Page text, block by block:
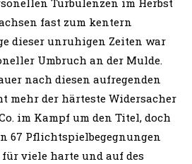
Turbulenzen im Herbst
fast zum kentern
dieser unruhigen Zeiten war
Umbruch an der Mulde.
nach diesen aufregenden
mehr der härteste Widersacher
im Kampf um den Titel, doch
67 Pflichtspielbegegnungen
für viele harte und auf des